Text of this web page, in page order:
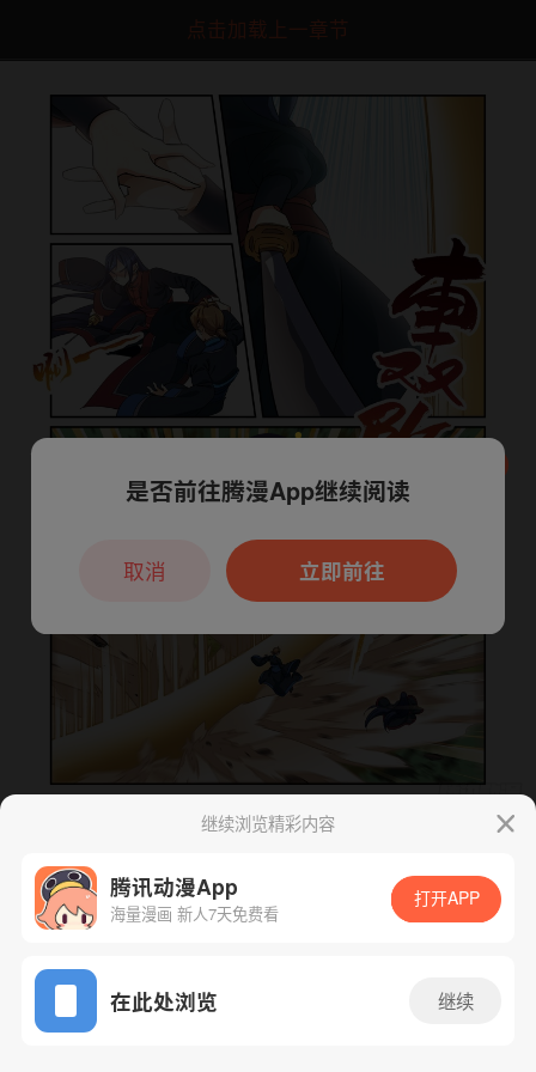
点击加载上一章节
App免费看
下一话 腾漫App免费看
继续浏览精彩内容
腾讯动漫App
海量漫画 新人7天免费看
打开APP
在此处浏览 继续
本章节仅支持App阅读，可打开App新用
户7天免费看
是否前往腾漫App继续阅读
立即前往
取消